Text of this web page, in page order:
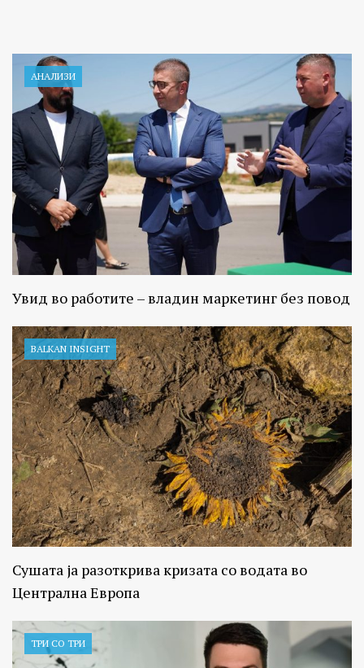
АНАЛИЗИ
Увид во работите – владин маркетинг без повод
BALKAN INSIGHT
Сушата ја разоткрива кризата со водата во
Централна Европа
ТРИ СО ТРИ